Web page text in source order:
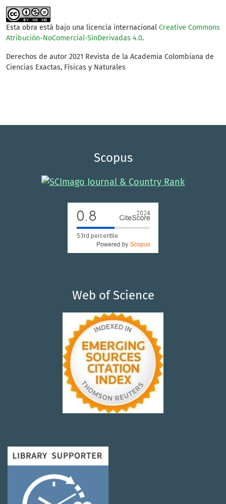
Esta obra está bajo una licencia internacional Creative Commons
Atribución-NoComercial-SinDerivadas 4.0.
Derechos de autor 2021 Revista de la Academia Colombiana de
Ciencias Exactas, Físicas y Naturales
Scopus
Web of Science